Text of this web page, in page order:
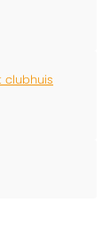
clubhuis